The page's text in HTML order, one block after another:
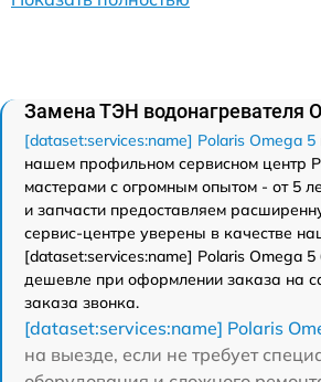
Замена ТЭН водонагревателя
[dataset:services:name] Polaris Omega 5
нашем профильном сервисном центр
мастерами с огромным опытом - от 5
и запчасти предоставляем
сервис-центре уверены в качестве
[dataset:services:name] Polaris Omega 5
дешевле при оформлении заказа на
заказа звонка.
[dataset:services:name] Polaris
на выезде, если не требует